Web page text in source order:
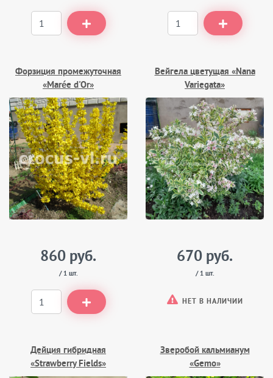
Форзиция промежуточная
«Marée d'Or»
860 руб.
/ 1 шт.
Вейгела цветущая «Nana
Variegata»
670 руб.
/ 1 шт.
НЕТ В НАЛИЧИИ
Дейция гибридная
«Strawberry Fields»
Зверобой кальмианум
«Gemo»